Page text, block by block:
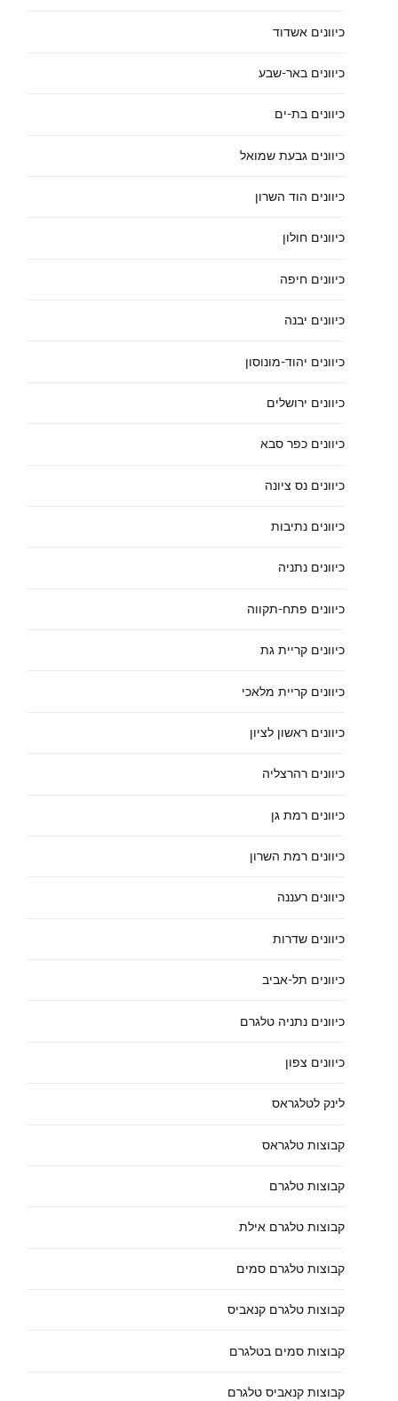
כיוונים אשדוד
כיוונים באר-שבע
כיוונים בת-ים
כיוונים גבעת שמואל
כיוונים הוד השרון
כיוונים חולון
כיוונים חיפה
כיוונים יבנה
כיוונים יהוד-מונוסון
כיוונים ירושלים
כיוונים כפר סבא
כיוונים נס ציונה
כיוונים נתיבות
כיוונים נתניה
כיוונים פתח-תקווה
כיוונים קריית גת
כיוונים קריית מלאכי
כיוונים ראשון לציון
כיוונים רהרצליה
כיוונים רמת גן
כיוונים רמת השרון
כיוונים רעננה
כיוונים שדרות
כיוונים תל-אביב
כיוונים נתניה טלגרם
כיוונים צפון
לינק לטלגראס
קבוצות טלגראס
קבוצות טלגרם
קבוצות טלגרם אילת
קבוצות טלגרם סמים
קבוצות טלגרם קנאביס
קבוצות סמים בטלגרם
קבוצות קנאביס טלגרם